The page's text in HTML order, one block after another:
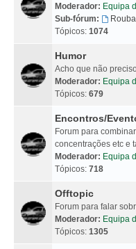
Moderador: Equipa
Sub-fórum:
Tópicos: 1074
Humor
Acho que não
Moderador: Equipa
Tópicos: 679
Encontros/
Forum para
concentrações etc e
Moderador: Equipa
Tópicos: 718
Offtopic
Forum para falar
Moderador: Equipa
Tópicos: 1305